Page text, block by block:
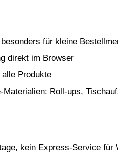
für kleine
direkt im Browser
Produkte
Materialien: Roll-ups,
kein Express-Service für